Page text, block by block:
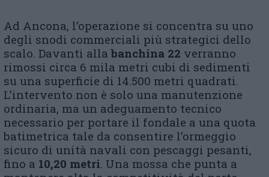
Ad Ancona, l’operazione si concentra su uno
degli snodi commerciali più strategici dello
scalo. Davanti allabanchina 22 verranno
rimossi circa 6 mila metri cubi di sedimenti
su una superficie di 14.500 metri quadrati.
L’intervento non è solo una manutenzione
ordinaria, ma un adeguamento tecnico
necessario per portare il fondale a una quota
batimetrica tale da consentire l’ormeggio
sicuro di unità navali con pescaggi pesanti,
fino a 10,20 metri. Una mossa che punta a